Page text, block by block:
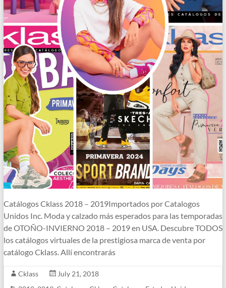
Catálogos Cklass 2018 – 2019Importados por Catalogos
Unidos Inc. Moda y calzado más esperados para las temporadas
de OTOÑO-INVIERNO 2018 – 2019 en USA. Descubre TODOS
los catálogos virtuales de la prestigiosa marca de venta por
catálogo Cklass. Allí encontrarás
Cklass
July 21, 2018